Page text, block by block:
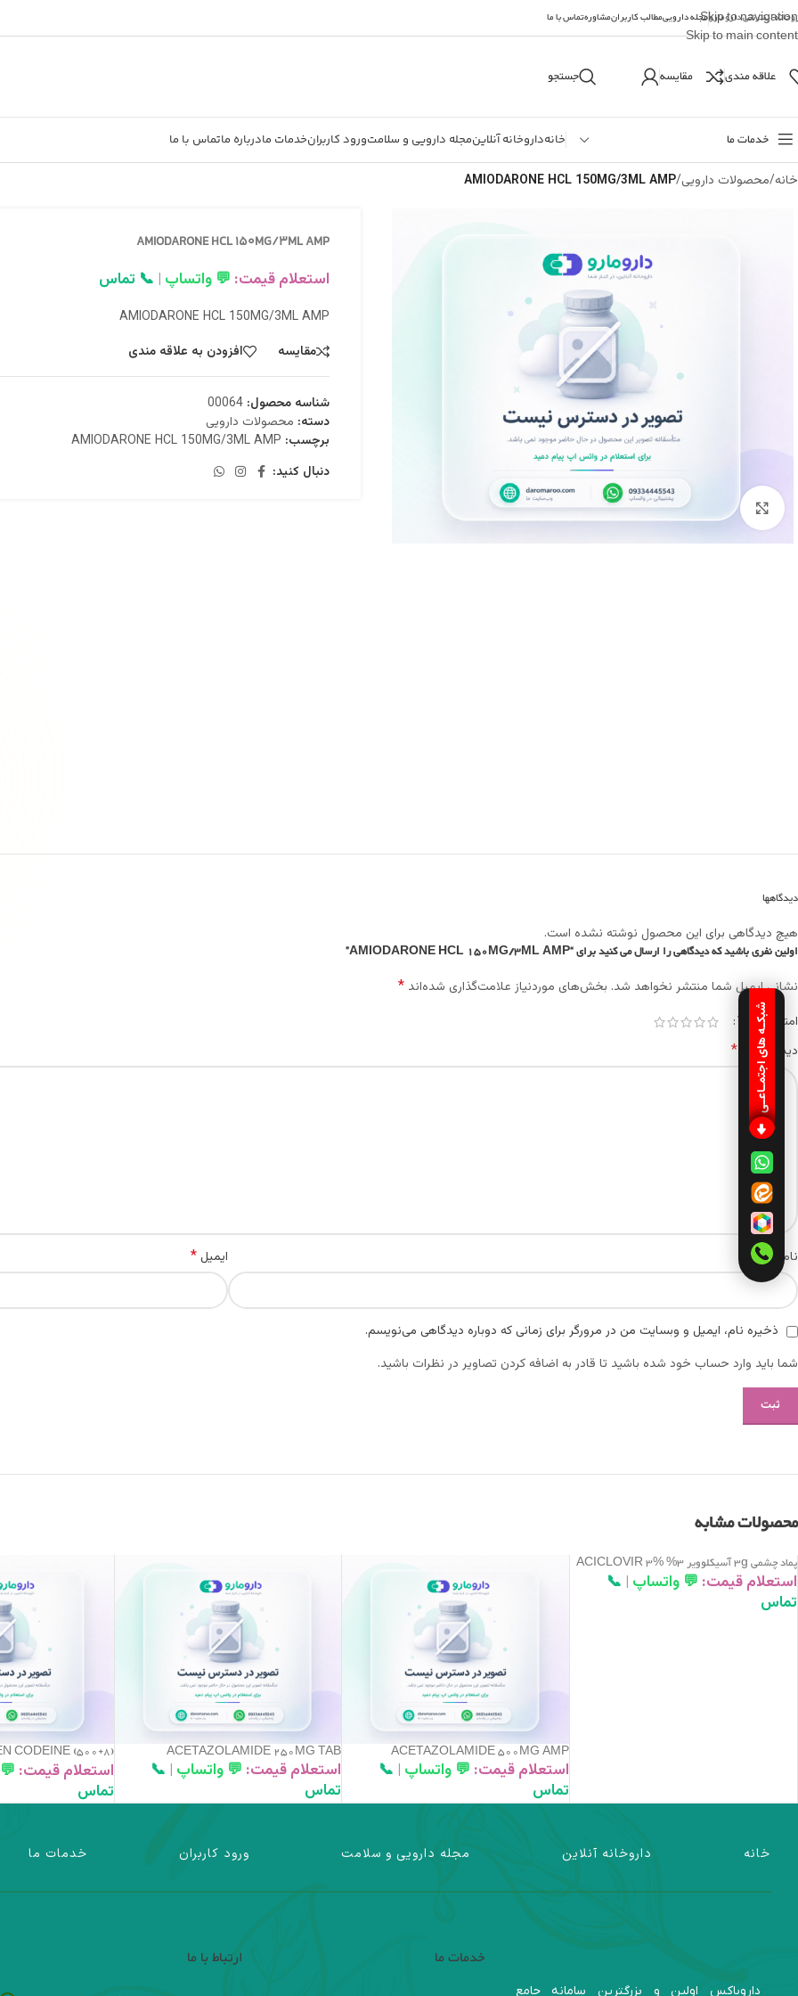
Skip to navigation
Skip to main content
اینترنتی دارومارومجله داروییمطالب کاربرانمشاورهتماس با ما
علاقه مندی مقایسه جستجو
خدمات ما خانهداروخانه آنلاینمجله دارویی و سلامتورود کاربرانخدمات مادرباره ماتماس با ما
خانه/محصولات دارویی/
AMIODARONE HCL 150MG/3ML AMP
بزرگنمایی تصویر
AMIODARONE HCL 150MG/3ML AMP
استعلام قیمت: 💬 واتساپ | 📞 تماس
AMIODARONE HCL 150MG/3ML AMP
مقایسه
افزودن به علاقه مندی
شناسه محصول:00064
دسته: محصولات دارویی
برچسب: AMIODARONE HCL 150MG/3ML AMP
دنبال کنید:
دیدگاهها
هیچ دیدگاهی برای این محصول نوشته نشده است.
اولین نفری باشید که دیدگاهی را ارسال می کنید برای “AMIODARONE HCL 150MG/3ML AMP”
نشانی ایمیل شما منتشر نخواهد شد. بخش‌های موردنیاز علامت‌گذاری شده‌اند *
امتیاز شما *
دیدگاه شما *
نام * ایمیل*
ذخیره نام، ایمیل و وبسایت من در مرورگر برای زمانی که دوباره دیدگاهی می‌نویسم.
شما باید وارد حساب خود شده باشید تا قادر به اضافه کردن تصاویر در نظرات باشید.
محصولات مشابه
پماد چشمی 3g آسیکلوویر 3% ACICLOVIR 3%
3G OINT OPH
استعلام قیمت: 💬 واتساپ |
📞
تماس
ACETAZOLAMIDE 500MG AMP
استعلام قیمت: 💬 واتساپ |
📞
تماس
ACETAZOLAMIDE 250MG TAB
استعلام قیمت: 💬 واتساپ |
📞
تماس
CODEINE (500+8)
TAB
استعلام قیمت:
تماس
خانه داروخانه آنلاین مجله دارویی و سلامت ورود کاربران خدمات ما
داروباکس اولین و بزرگترین سامانه جامع
خدمات ما ارتباط با ما
شبکـه های اجتمـاعـی